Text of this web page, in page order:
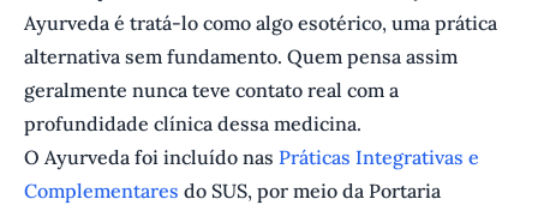
Ayurveda é tratá-lo como algo esotérico, uma prática
alternativa sem fundamento. Quem pensa assim
geralmente nunca teve contato real com a
profundidade clínica dessa medicina.
O Ayurveda foi incluído nas Práticas Integrativas e
Complementares do SUS, por meio da Portaria